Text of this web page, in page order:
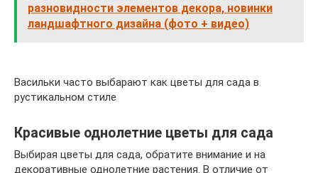
разновидности элементов декора, новинки
ландшафтного дизайна (фото + видео)
Васильки часто выбарают как цветы для сада в
рустикальном стиле
Красивые однолетние цветы для сада
Выбирая цветы для сада, обратите внимание и на
декоративные однолетние растения. В отличие от